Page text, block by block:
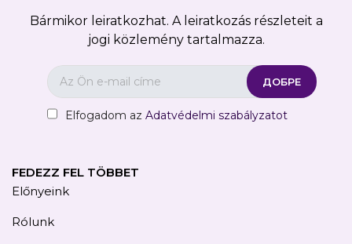
Bármikor leiratkozhat. A leiratkozás részleteit a
jogi közlemény tartalmazza.
Elfogadom az Adatvédelmi szabályzatot
FEDEZZ FEL TÖBBET
Előnyeink
Rólunk
Отказ Create wishlist